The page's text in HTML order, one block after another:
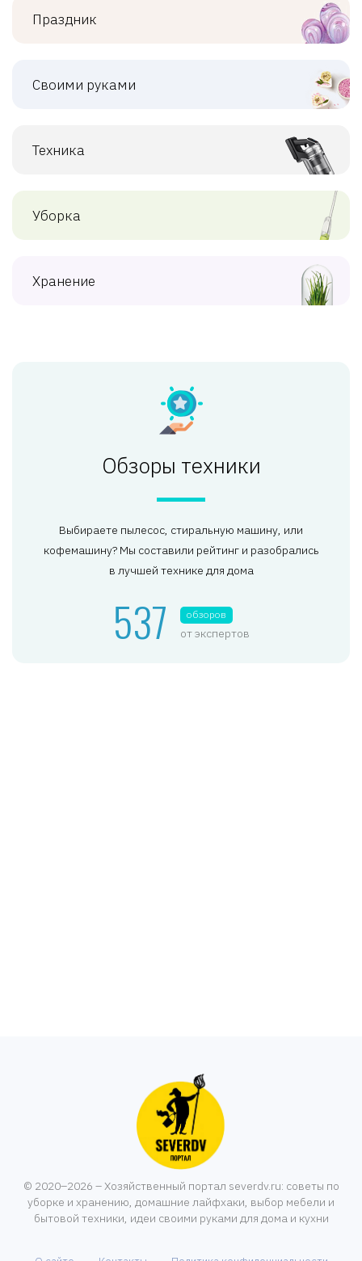
Праздник
Своими руками
Техника
Уборка
Хранение
Обзоры техники
Выбираете пылесос, стиральную машину, или
кофемашину? Мы составили рейтинг и разобрались
в лучшей технике для дома
537 обзоров
от экспертов
© 2020–2026 – Хозяйственный портал severdv.ru: советы по
уборке и хранению, домашние лайфхаки, выбор мебели и
бытовой техники, идеи своими руками для дома и кухни